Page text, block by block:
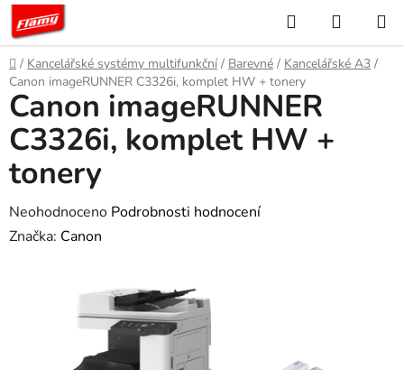
Přejít
obsah
Hledat
KOŠÍK
Domů
/ Kancelářské systémy multifunkční / Barevné / Kancelářské A3 /
Canon imageRUNNER C3326i, komplet HW + tonery
Canon imageRUNNER
C3326i, komplet HW +
tonery
Průměrné
hodnocení
Neohodnoceno Podrobnosti hodnocení
Značka: Canon